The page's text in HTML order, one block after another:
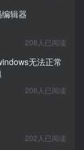
辑器
208人已阅读
无法正常
206人已阅读
202人已阅读